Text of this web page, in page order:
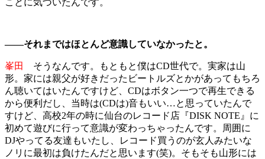
――それまではほとんど意識していなかったと。
峯田
そうなんです。もともと僕はCD世代で。実家は山
形。家には親父が好きだったビートルズとかがあってもちろ
ん聴いてはいたんですけど、CDはボタン一つで再生できる
から便利だし、当時は(CDは)音もいい…と思っていたんで
すけど、高校2年の時に仙台のレコード店『DISK NOTE』に
初めて遊びに行って意識が変わっちゃったんです。周囲に
DJやってる友達もいたし、レコード買うのが玄人みたいな
ノリに最初は負けたんだと思います(笑)。そもそも山形には